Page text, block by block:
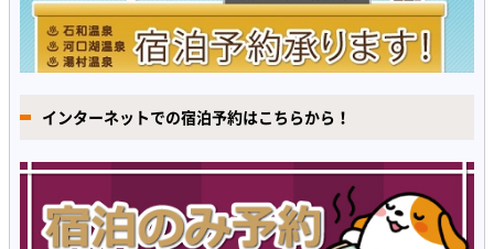
インターネットでの宿泊予約はこちらから！